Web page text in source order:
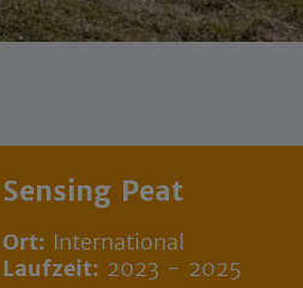
Sensing Peat
Ort: International
Laufzeit: 2023 - 2025